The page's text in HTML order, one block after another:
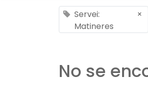
Servei:
Matineres
×
No se